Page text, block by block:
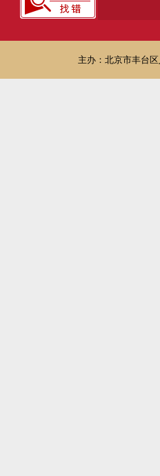
主办：北京市丰台